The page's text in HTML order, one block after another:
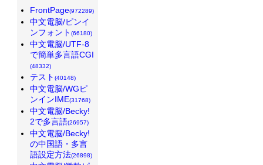
FrontPage(972289)
中文電脳/ピンイ
ンフォント (66180)
中文電脳/UTF-8
で簡単多言語CGI
(48332)
テスト (40148)
中文電脳/WGピ
ンインIME(31768)
中文電脳/Becky!
2で多言語(26957)
中文電脳/Becky!
の中国語・多言
語設定方法(26898)